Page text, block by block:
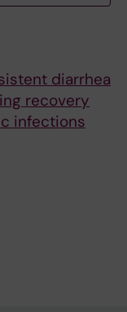
diarrhea
recovery
infections